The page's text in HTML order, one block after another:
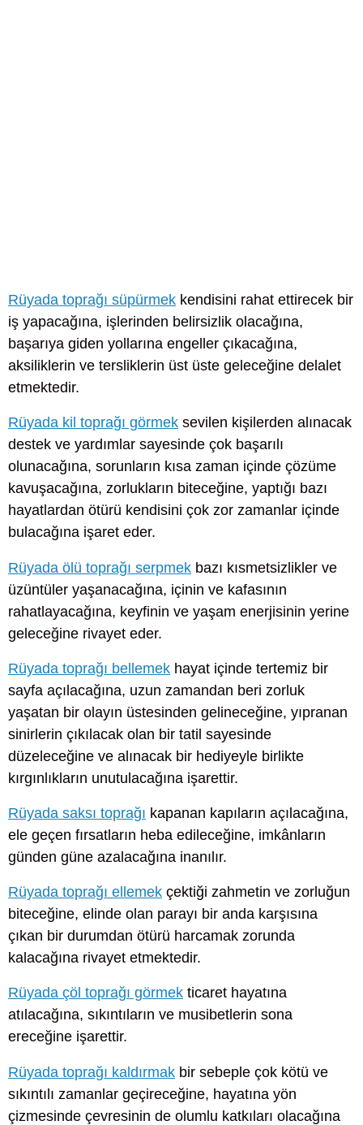
Rüyada toprağı süpürmek kendisini rahat ettirecek bir
iş yapacağına, işlerinden belirsizlik olacağına,
başarıya giden yollarına engeller çıkacağına,
aksiliklerin ve tersliklerin üst üste geleceğine delalet
etmektedir.
Rüyada kil toprağı görmek sevilen kişilerden alınacak
destek ve yardımlar sayesinde çok başarılı
olunacağına, sorunların kısa zaman içinde çözüme
kavuşacağına, zorlukların biteceğine, yaptığı bazı
hayatlardan ötürü kendisini çok zor zamanlar içinde
bulacağına işaret eder.
Rüyada ölü toprağı serpmek bazı kısmetsizlikler ve
üzüntüler yaşanacağına, içinin ve kafasının
rahatlayacağına, keyfinin ve yaşam enerjisinin yerine
geleceğine rivayet eder.
Rüyada toprağı bellemek hayat içinde tertemiz bir
sayfa açılacağına, uzun zamandan beri zorluk
yaşatan bir olayın üstesinden gelineceğine, yıpranan
sinirlerin çıkılacak olan bir tatil sayesinde
düzeleceğine ve alınacak bir hediyeyle birlikte
kırgınlıkların unutulacağına işarettir.
Rüyada saksı toprağı kapanan kapıların açılacağına,
ele geçen fırsatların heba edileceğine, imkânların
günden güne azalacağına inanılır.
Rüyada toprağı ellemek çektiği zahmetin ve zorluğun
biteceğine, elinde olan parayı bir anda karşısına
çıkan bir durumdan ötürü harcamak zorunda
kalacağına rivayet etmektedir.
Rüyada çöl toprağı görmek ticaret hayatına
atılacağına, sıkıntıların ve musibetlerin sona
ereceğine işarettir.
Rüyada toprağı kaldırmak bir sebeple çok kötü ve
sıkıntılı zamanlar geçireceğine, hayatına yön
çizmesinde çevresinin de olumlu katkıları olacağına